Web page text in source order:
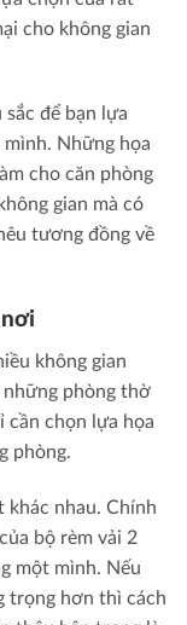
cho không gian
sắc để bạn lựa
Những họa
cho căn phòng
gian mà có
tương đồng về
không gian
những phòng thờ
cần chọn lựa họa
phòng.
khác nhau. Chính
bộ rèm vải 2
một mình. Nếu
trọng hơn thì cách